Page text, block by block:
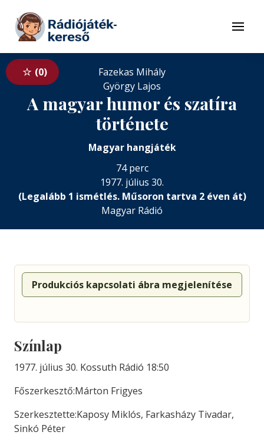
Tovább a tartalomhoz
Menü
0
Fazekas Mihály
György Lajos
A magyar humor és szatíra
története
Magyar hangjáték
74 perc
1977. július 30.
(Legalább 1 ismétlés. Műsoron tartva 2 éven át)
Magyar Rádió
Produkciós kapcsolati ábra megjelenítése
Színlap
1977. július 30. Kossuth Rádió 18:50
Főszerkesztő:Márton Frigyes
Szerkesztette:Kaposy Miklós, Farkasházy Tivadar,
Sinkó Péter